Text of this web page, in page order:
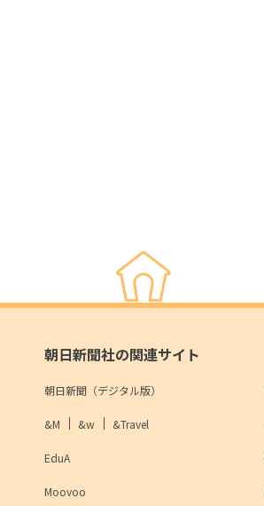
朝日新聞社の関連サイト
朝日新聞（デジタル版）
&M &w &Travel
EduA
Moovoo